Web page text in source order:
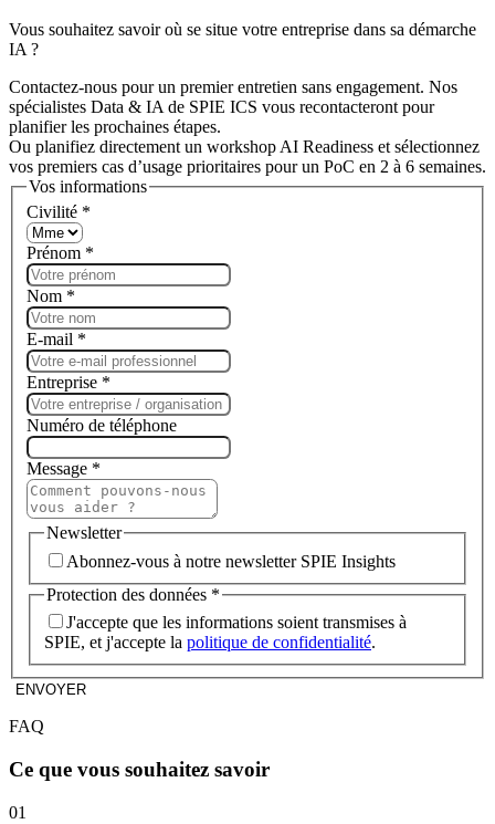
Vous souhaitez savoir où se situe votre entreprise dans sa démarche
IA ?
Contactez-nous pour un premier entretien sans engagement. Nos
spécialistes Data & IA de SPIE ICS vous recontacteront pour
planifier les prochaines étapes.
Ou planifiez directement un workshop AI Readiness et sélectionnez
vos premiers cas d’usage prioritaires pour un PoC en 2 à 6 semaines.
Vos informations
Civilité *
Prénom *
Nom *
E-mail *
Entreprise *
Numéro de téléphone
Message *
Newsletter
Abonnez-vous à notre newsletter SPIE Insights
Protection des données *
J'accepte que les informations soient transmises à
SPIE, et j'accepte la politique de confidentialité.
ENVOYER
FAQ
Ce que vous souhaitez savoir
01